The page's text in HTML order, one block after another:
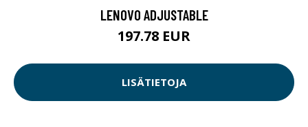
LENOVO ADJUSTABLE
197.78 EUR
LISÄTIETOJA